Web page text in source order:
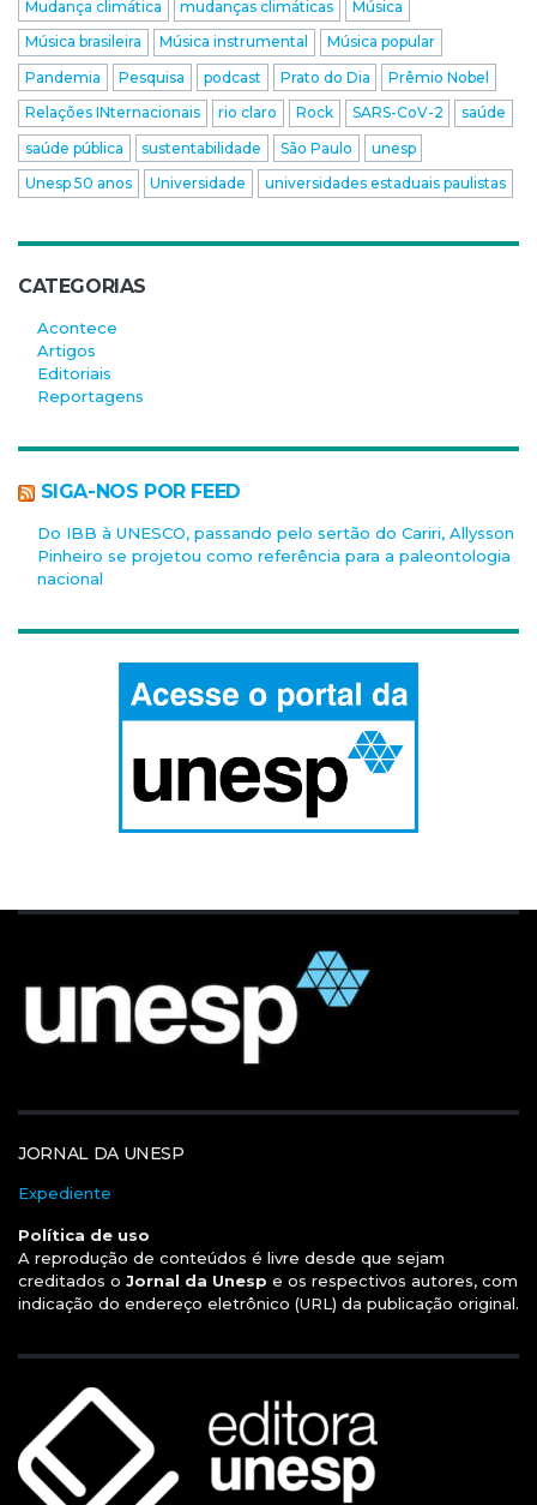
Mudança climática
mudanças climáticas
Música
Música brasileira
Música instrumental
Música popular
Pandemia
Pesquisa podcast Prato do Dia
Prêmio Nobel
Relações INternacionais
rio claro Rock SARS-CoV-2
saúde
saúde pública
sustentabilidade São Paulo
unesp
Unesp 50 anos
Universidade universidades estaduais paulistas
CATEGORIAS
Acontece
Artigos
Editoriais
Reportagens
SIGA-NOS POR FEED
Do IBB à UNESCO, passando pelo sertão do Cariri, Allysson
Pinheiro se projetou como referência para a paleontologia
nacional
JORNAL DA UNESP
Expediente
Política de uso
A reprodução de conteúdos é livre desde que sejam
creditados o Jornal da Unesp e os respectivos autores, com
indicação do endereço eletrônico (URL) da publicação original.